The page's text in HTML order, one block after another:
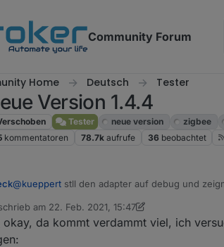
Community Forum
Home Deutsch Tester
Version 1.4.4
Tester neue version zigbee
kommentatoren 78.7k aufrufe 36 beobachtet
@kueppert stll den adapter auf debug und
am 22. Feb. 2021, 15:47
editiert von Kueppert
okay, da kommt verdammt viel, ich